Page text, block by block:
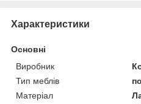
Характеристики
Основні
Виробник
Тип меблів
Матеріал